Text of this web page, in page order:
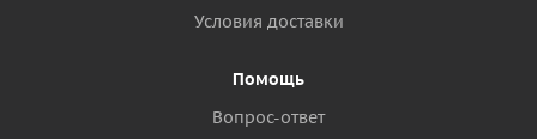
Условия доставки
Помощь
Вопрос-ответ